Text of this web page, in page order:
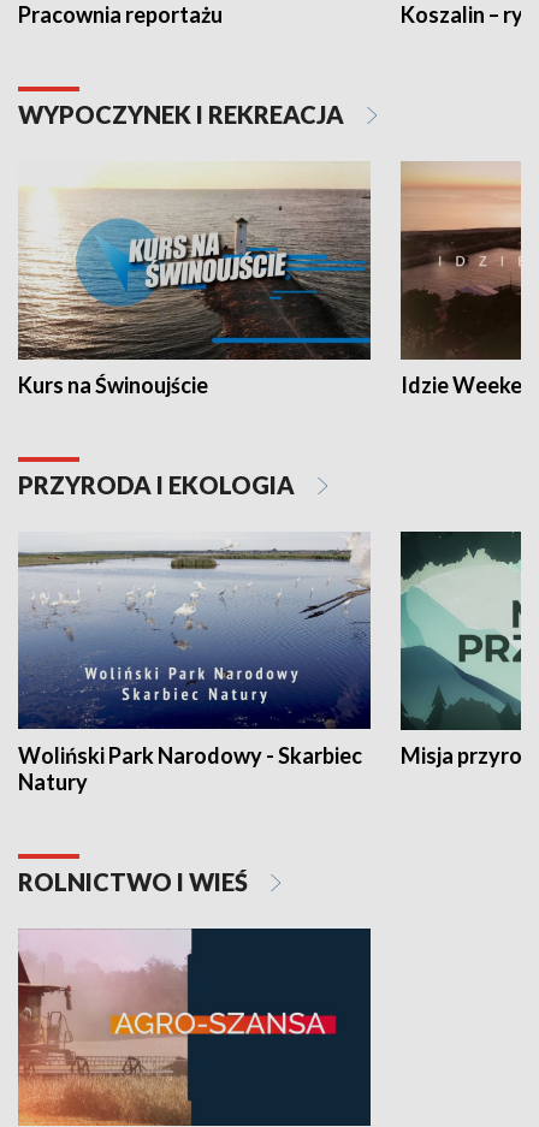
Pracownia reportażu Koszalin –
WYPOCZYNEK I REKREACJA
Kurs na Świnoujście Idzie
PRZYRODA I EKOLOGIA
Woliński Park Narodowy - Skarbiec
Natury
Misja
ROLNICTWO I WIEŚ